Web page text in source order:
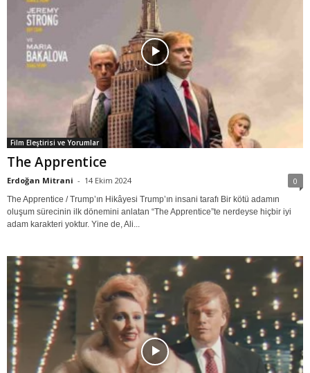
Film Eleştirisi ve Yorumlar
The Apprentice
Erdoğan Mitrani - 14 Ekim 2024 0
The Apprentice / Trump’ın Hikâyesi Trump’ın insani tarafı Bir kötü adamın
oluşum sürecinin ilk dönemini anlatan “The Apprentice”te nerdeyse hiçbir iyi
adam karakteri yoktur. Yine de, Ali...